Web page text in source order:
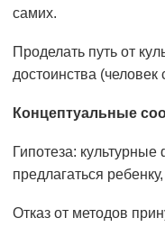
самих.
Проделать путь от
достоинства
Концептуальные
Гипотеза:
предлагаться
Отказ от методов